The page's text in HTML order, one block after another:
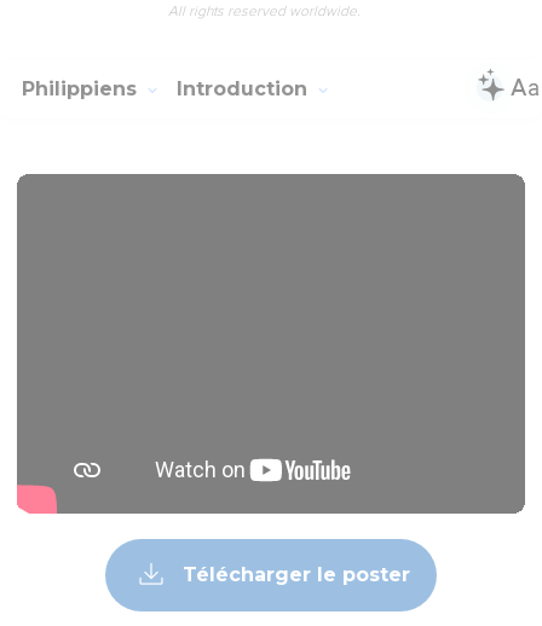
All rights reserved worldwide.
Philippiens Introduction
Télécharger le poster